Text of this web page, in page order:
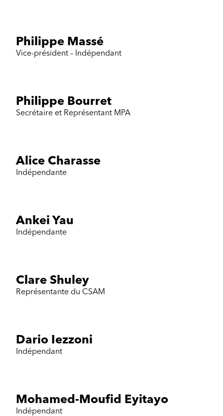
Philippe Massé
Vice-président – Indépendant
Philippe Bourret
Secrétaire et Représentant MPA
Alice Charasse
Indépendante
Ankei Yau
Indépendante
Clare Shuley
Représentante du CSAM
Dario Iezzoni
Indépendant
Mohamed-Moufid Eyitayo
Indépendant